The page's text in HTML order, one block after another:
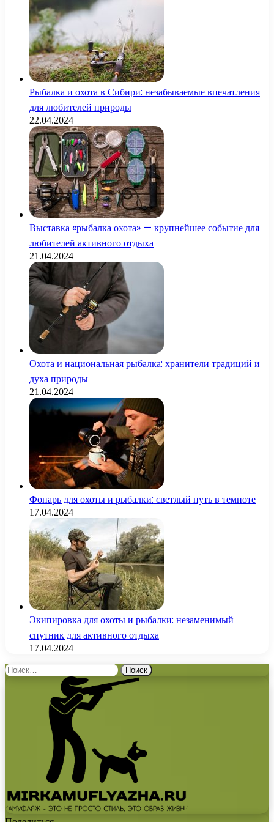
Рыбалка и охота в Сибири: незабываемые впечатления
для любителей природы
22.04.2024
Выставка «рыбалка охота» — крупнейшее событие для
любителей активного отдыха
21.04.2024
Охота и национальная рыбалка: хранители традиций и
духа природы
21.04.2024
Фонарь для охоты и рыбалки: светлый путь в темноте
17.04.2024
Экипировка для охоты и рыбалки: незаменимый
спутник для активного отдыха
17.04.2024
Найти: